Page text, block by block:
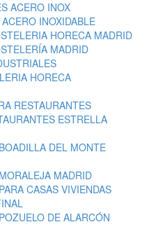
ACERO INOX
INOXIDABLE
HORECA MADRID
MADRID
HORECA
RESTAURANTES
ESTRELLA
DEL MONTE
MADRID
CASAS VIVIENDAS
DE ALARCÓN